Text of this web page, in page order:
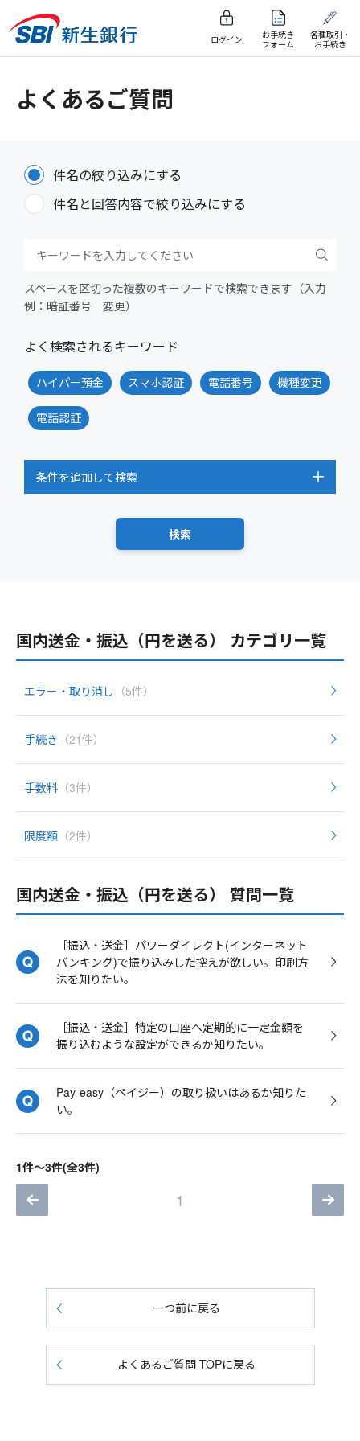
ログイン
お手続き
フォーム
各種取引・
お手続き
よくあるご質問
件名の絞り込みにする
件名と回答内容で絞り込みにする
スペースを区切った複数のキーワードで検索できます（入力
例：暗証番号 変更）
よく検索されるキーワード
ハイパー預金 スマホ認証 電話番号 機種変更
電話認証
条件を追加して検索
国内送金・振込（円を送る） カテゴリ一覧
エラー・取り消し （5件）
手続き （21件）
手数料 （3件）
限度額 （2件）
国内送金・振込（円を送る） 質問一覧
［振込・送金］パワーダイレクト(インターネット
バンキング)で振り込みした控えが欲しい。印刷方
法を知りたい。
［振込・送金］特定の口座へ定期的に一定金額を
振り込むような設定ができるか知りたい。
Pay-easy（ペイジー）の取り扱いはあるか知りた
い。
1件～3件(全3件)
1
一つ前に戻る
よくあるご質問 TOPに戻る